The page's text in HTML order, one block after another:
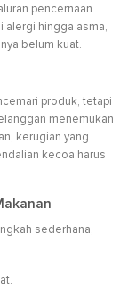
pencernaan.
alergi hingga asma,
belum kuat.
produk, tetapi
menemukan
kerugian yang
kecoa harus
sederhana,